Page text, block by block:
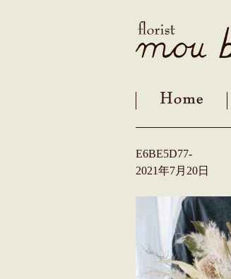
Skip
to
E6BE5D77-
2021年7月20日